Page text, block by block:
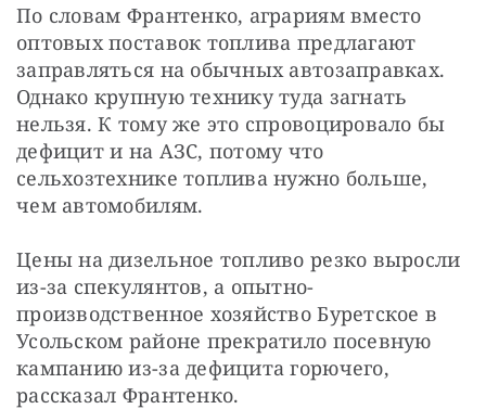
По словам Франтенко, аграриям вместо
оптовых поставок топлива предлагают
заправляться на обычных автозаправках.
Однако крупную технику туда загнать
нельзя. К тому же это спровоцировало бы
дефицит и на АЗС, потому что
сельхозтехнике топлива нужно больше,
чем автомобилям.
Цены на дизельное топливо резко выросли
из-за спекулянтов, а опытно-
производственное хозяйство Буретское в
Усольском районе прекратило посевную
кампанию из-за дефицита горючего,
рассказал Франтенко.